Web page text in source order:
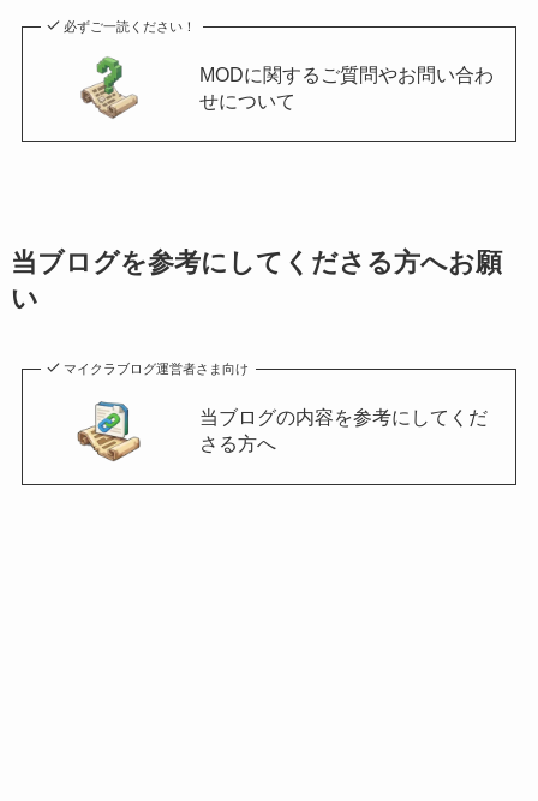
必ずご一読ください！
MODに関するご質問やお問い合わ
せについて
当ブログを参考にしてくださる方へお願
い
マイクラブログ運営者さま向け
当ブログの内容を参考にしてくだ
さる方へ